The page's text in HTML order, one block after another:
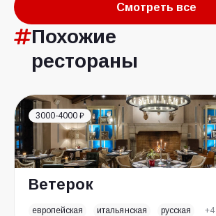
Смотреть все
Похожие
рестораны
3000-4000 ₽
Ветерок
европейская итальянская русская +4